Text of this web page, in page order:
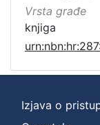
Vrsta građe
knjiga
Izjava o